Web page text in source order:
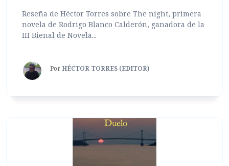
Reseña de Héctor Torres sobre The night, primera
novela de Rodrigo Blanco Calderón, ganadora de la
III Bienal de Novela...
Por HÉCTOR TORRES (EDITOR)